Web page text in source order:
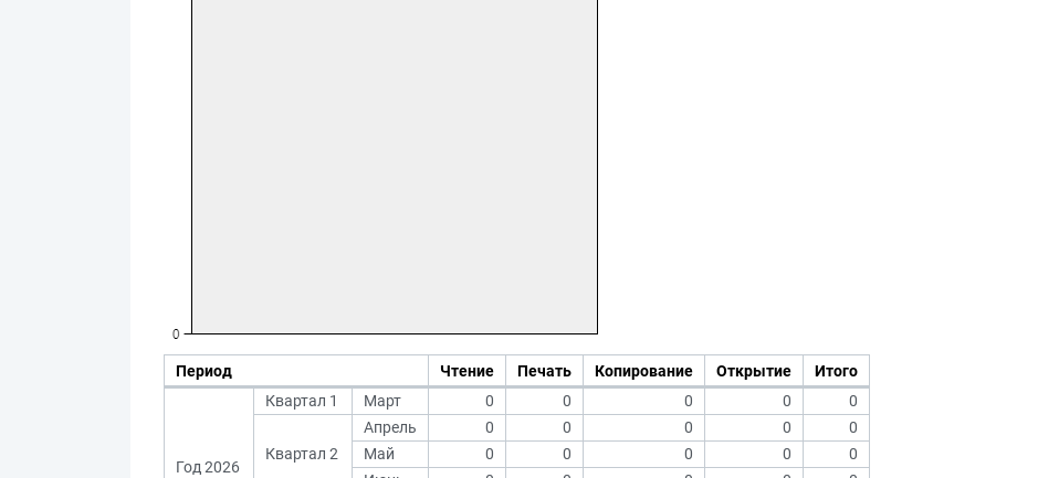
Период Чтение Печать Копирование Открытие Итого
Год 2026
Квартал 1 Март 0 0 0 0 0
Квартал 2
Апрель 0 0 0 0
0
Май
0 0 0 0
0